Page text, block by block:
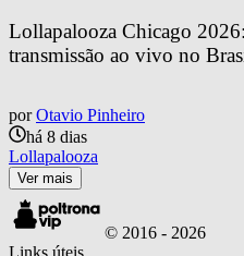
Lollapalooza Chicago
transmissão ao vivo no
por Otavio Pinheiro
há 8 dias
Lollapalooza
Ver mais
© 2016 - 2026
Links úteis